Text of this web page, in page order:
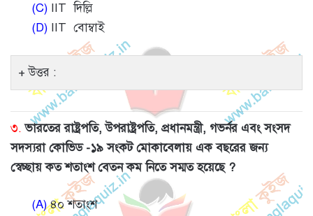
(C) IIT দিল্লি
(D) IIT বোম্বাই
উত্তর :
৩. ভারতের রাষ্ট্রপতি, উপরাষ্ট্রপতি, প্রধানমন্ত্রী, গভর্নর এবং সংসদ
সদস্যরা কোভিড -১৯ সংকট মোকাবেলায় এক বছরের জন্য
স্বেচ্ছায় কত শতাংশ বেতন কম নিতে সম্মত হয়েছে ?
(A)৪০ শতাংশ